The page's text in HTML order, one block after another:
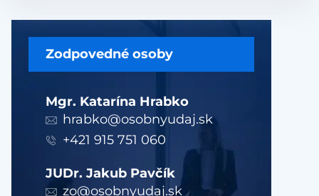
Zodpovedné osoby
Mgr. Katarína Hrabko
hrabko@osobnyudaj.sk
+421 915 751 060
JUDr. Jakub Pavčík
zo@osobnyudaj.sk